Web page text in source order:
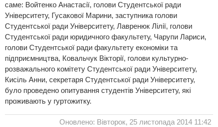
саме: Войтенко Анастасії, голови Студентської ради
Університету, Гусакової Марини, заступника голови
Студентської ради Університету, Лавренюк Лілії, голови
Студентської ради юридичного факультету, Чарупи Лариси,
голови Студентської ради факультету економіки та
підприємництва, Ковальчук Вікторії, голови культурно-
розважального комітету Студентської ради Університету,
Кисіль Анни, секретаря Студентської ради Університету,
було проведено опитування студентів Університету, які
проживають у гуртожитку.
Оновлено: Вівторок, 25 листопада 2014 11:42